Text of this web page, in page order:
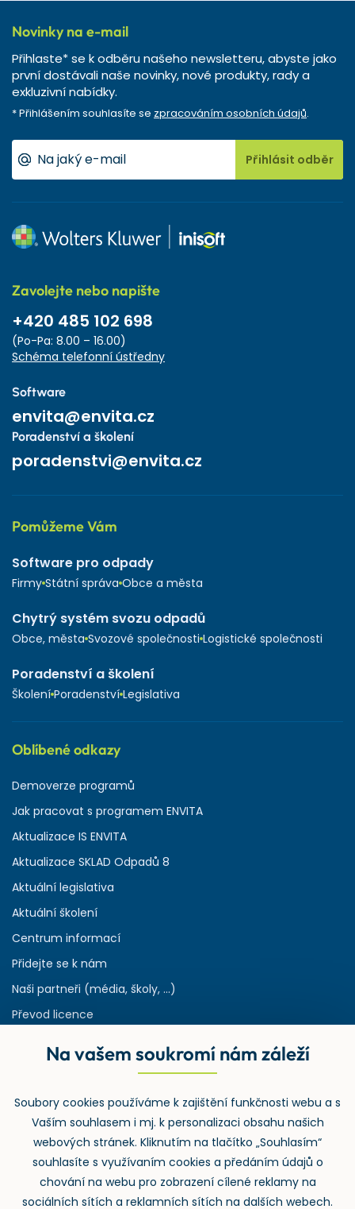
Novinky na e-mail
Přihlaste* se k odběru našeho newsletteru, abyste jako
první dostávali naše novinky, nové produkty, rady a
exkluzivní nabídky.
* Přihlášením souhlasíte se zpracováním osobních údajů.
Přihlásit odběr
Zavolejte nebo napište
+420 485 102 698
(Po-Pa: 8.00 – 16.00)
Schéma telefonní ústředny
Software
envita@envita.cz
Poradenství a školení
poradenstvi@envita.cz
Pomůžeme Vám
Software pro odpady
Firmy Státní správa Obce a města
Chytrý systém svozu odpadů
Obce, města Svozové společnosti Logistické společnosti
Poradenství a školení
Školení Poradenství Legislativa
Oblíbené odkazy
Demoverze programů
Jak pracovat s programem ENVITA
Aktualizace IS ENVITA
Aktualizace SKLAD Odpadů 8
Aktuální legislativa
Aktuální školení
Centrum informací
Přidejte se k nám
Naši partneři (média, školy, ...)
Převod licence
Rejstřík používaných zkratek v odpadech
Zpětný odběr
Na vašem soukromí nám záleží
Soubory cookies používáme k zajištění funkčnosti webu a s
Vaším souhlasem i mj. k personalizaci obsahu našich
webových stránek. Kliknutím na tlačítko „Souhlasím“
souhlasíte s využívaním cookies a předáním údajů o
chování na webu pro zobrazení cílené reklamy na
sociálních sítích a reklamních sítích na dalších webech.